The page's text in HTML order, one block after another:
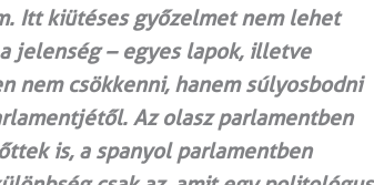
Itt kiütéses győzelmet nem lehet
jelenség – egyes lapok, illetve
nem csökkenni, hanem súlyosbodni
Az olasz parlamentben
is, a spanyol parlamentben